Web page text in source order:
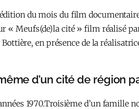
du mois du film
« Meufs(de)la cité » film réalisé
en présence de la
d’un cité de région
1970.Troisième d’un famille